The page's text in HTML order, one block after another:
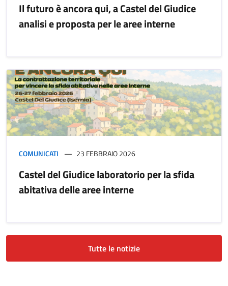
Il futuro è ancora qui, a Castel del Giudice
analisi e proposta per le aree interne
COMUNICATI 23 FEBBRAIO 2026
Castel del Giudice laboratorio per la sfida
abitativa delle aree interne
Tutte le notizie